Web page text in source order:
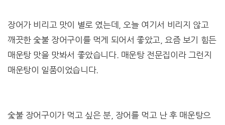
장어가 비리고 맛이 별로 였는데, 오늘 여기서 비리지 않고
깨끗한 숯불 장어구이를 먹게 되어서 좋았고, 요즘 보기 힘든
매운탕 맛을 맛봐서 좋았습니다. 매운탕 전문집이라 그런지
매운탕이 일품이었습니다.
숯불 장어구이가 먹고 싶은 분, 장어를 먹고 난 후 매운탕으